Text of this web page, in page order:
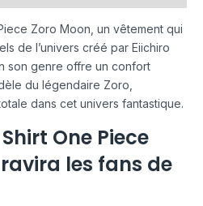
Zoro Moon, un vêtement qui
de l’univers créé par Eiichiro
son genre offre un confort
du légendaire Zoro,
dans cet univers fantastique.
One Piece
les fans de